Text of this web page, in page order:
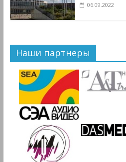
06.09.2022
Наши партнеры